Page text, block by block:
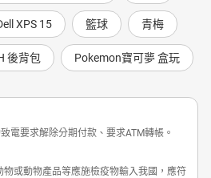
XPS 15 籃球 青梅
後背包 Pokemon寶可夢 盒玩
電要求解除分期付款、要求ATM轉帳。
或動物產品等應施檢疫物輸入我國，應符